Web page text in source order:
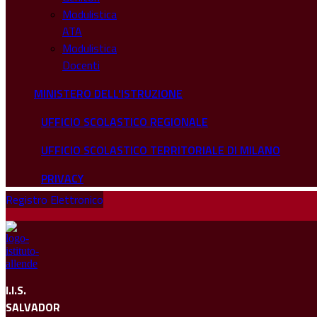
Modulistica
ATA
Modulistica
Docenti
MINISTERO DELL'ISTRUZIONE
UFFICIO SCOLASTICO REGIONALE
UFFICIO SCOLASTICO TERRITORIALE DI MILANO
PRIVACY
Registro Elettronico
I.I.S.
SALVADOR